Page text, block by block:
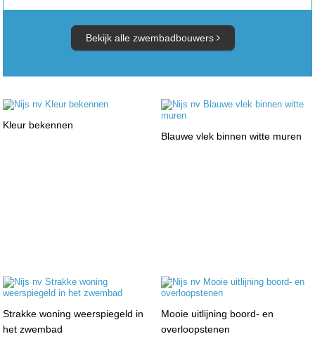
Bekijk alle zwembadbouwers
Kleur bekennen
Blauwe vlek binnen witte muren
Strakke woning weerspiegeld in
het zwembad
Mooie uitlijning boord- en
overloopstenen